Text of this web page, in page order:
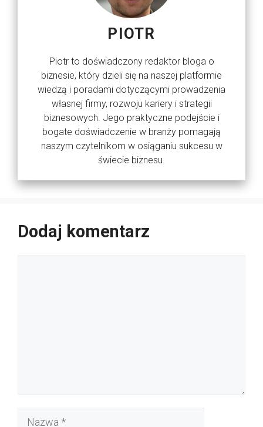
PIOTR
Piotr to doświadczony redaktor bloga o
biznesie, który dzieli się na naszej platformie
wiedzą i poradami dotyczącymi prowadzenia
własnej firmy, rozwoju kariery i strategii
biznesowych. Jego praktyczne podejście i
bogate doświadczenie w branży pomagają
naszym czytelnikom w osiąganiu sukcesu w
świecie biznesu.
Dodaj komentarz
Nazwa